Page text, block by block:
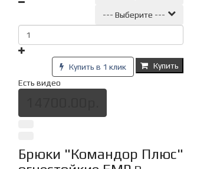
--- Выберите ---
Купить в 1 клик Купить
Есть видео
Брюки "Командор Плюс"